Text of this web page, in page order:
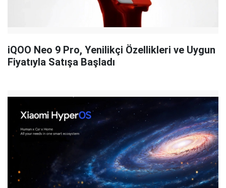
iQOO Neo 9 Pro, Yenilikçi Özellikleri ve Uygun
Fiyatıyla Satışa Başladı